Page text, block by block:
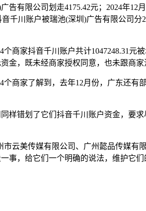
告有限公司划走4175.42元；2024年
千川账户被瑞池(深圳)广告有限公司
商家抖音千川账户共计1047248.31
金，既未经商家授权同意，也未跟商
商家了解到，去年12月份，广东还
样错划了它们抖音千川账户资金，要
云美传媒有限公司、广州懿品传媒
事，给它们一个明确的说法，维护它们